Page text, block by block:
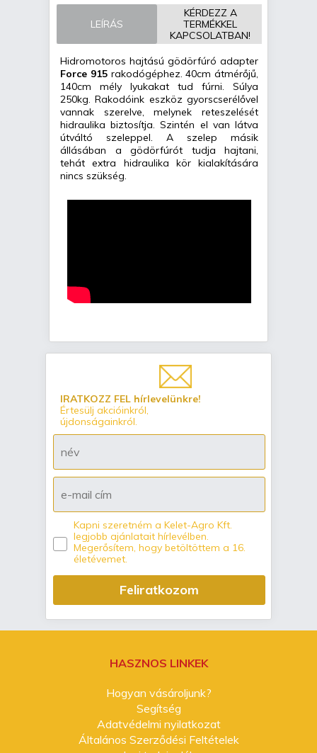
LEÍRÁS
KÉRDEZZ A
TERMÉKKEL
KAPCSOLATBAN!
Hidromotoros hajtású gödörfúró adapter
Force 915rakodógéphez. 40cm átmérőjű,
140cm mély lyukakat tud fúrni. Súlya
250kg. Rakodóink eszköz gyorscserélővel
vannak szerelve, melynek reteszelését
hidraulika biztosítja. Szintén el van látva
útváltó szeleppel. A szelep másik
állásában a gödörfúrót tudja hajtani,
tehát extra hidraulika kör kialakítására
nincs szükség.
IRATKOZZ FEL hírlevelünkre!
Értesülj akcióinkról,
újdonságainkról.
Kapni szeretném a Kelet-Agro Kft.
legjobb ajánlatait hírlevélben.
Megerősítem, hogy betöltöttem a 16.
életévemet.
Feliratkozom
HASZNOS LINKEK
Hogyan vásároljunk?
Segítség
Adatvédelmi nyilatkozat
Általános Szerződési Feltételek